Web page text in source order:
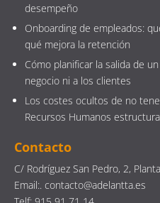
desempeño
Onboarding de empleados:
qué mejora la retención
Cómo planificar la salida de
negocio ni a los clientes
Los costes ocultos de no
Recursos Humanos
Contacto
C/ Rodríguez San Pedro, 2,
Email:. contacto@adelantta.es